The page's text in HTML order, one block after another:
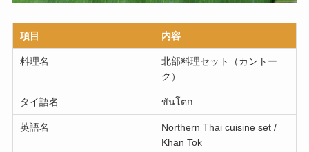
項目 内容
料理名
北部料理セット（カントー
ク）
タイ語名 ขันโตก
英語名
Northern Thai cuisine set /
Khan Tok